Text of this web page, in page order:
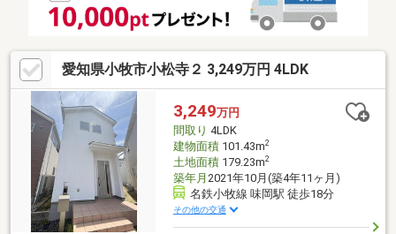
お気軽にお問い合わせくださいませ♪
愛知県小牧市小松寺２ 3,249万円 4LDK
3,249万円
間取り 4LDK
建物面積101.43m2
土地面積179.23m2
築年月 2021年10月(築4年11ヶ月)
名鉄小牧線 味岡駅 徒歩18分
その他の交通